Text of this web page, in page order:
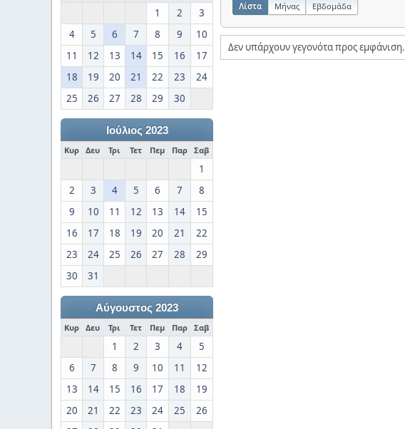
1 2
3
4
5 6 7 8 9
10
11
12 13 14 15 16
17
18
19 20 21 22 23
24
25
26 27 28 29 30
Ιούλιος 2023
Κυρ Δευ Τρι Τετ Πεμ Παρ Σαβ
1
2
3 4 5 6 7
8
9
10 11 12 13 14
15
16
17 18 19 20 21
22
23
24 25 26 27 28
29
30
31
Αύγουστος 2023
Κυρ Δευ Τρι Τετ Πεμ Παρ Σαβ
1 2 3 4
5
6
7 8 9 10 11
12
13
14 15 16 17 18
19
20
21 22 23 24 25
26
Λίστα Μήνας Εβδομάδα
Δεν υπάρχουν γεγονότα προς εμφάνιση.